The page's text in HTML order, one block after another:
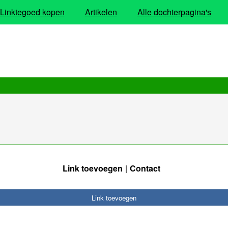
Linktegoed kopen Artikelen Alle dochterpagina's
Link toevoegen Contact
Link toevoegen